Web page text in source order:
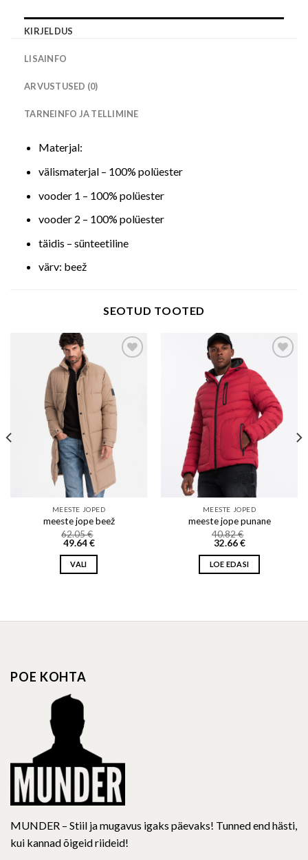
KIRJELDUS
LISAINFO
ARVUSTUSED (0)
TARNEINFO JA TELLIMINE
Materjal:
välismaterjal – 100% polüester
vooder 1 – 100% polüester
vooder 2 – 100% polüester
täidis – sünteetiline
värv: beež
SEOTUD TOOTED
Add to wishlist
MEESTE JOPED
meeste jope beež
62.05€
49.64€
VALI
multiple
may
chosen
on
the
product
page
Add to wishlist
MEESTE JOPED
meeste jope punane
40.82€
32.66€
LOE EDASI
POE KOHTA
MUNDER – Stiil ja mugavus igaks päevaks! Tunned end hästi,
kui kannad õigeid riideid!